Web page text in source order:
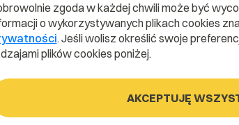
Baza
zgoda w każdej chwili może być
o wykorzystywanych plikach cookies
. Jeśli wolisz określić swoje
plików cookies poniżej.
AKCEPTUJĘ